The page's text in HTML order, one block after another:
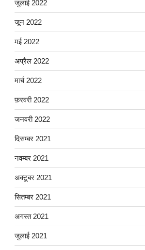
जुलाई 2022
जून 2022
मई 2022
अप्रैल 2022
मार्च 2022
फ़रवरी 2022
जनवरी 2022
दिसम्बर 2021
नवम्बर 2021
अक्टूबर 2021
सितम्बर 2021
अगस्त 2021
जुलाई 2021